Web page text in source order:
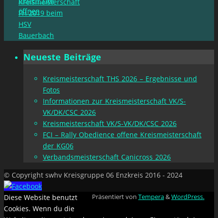
öffnen
Kreismeisterschaft
FH 2019 beim
HSV
Bauerbach
Neueste Beiträge
Kreismeisterschaft THS 2026 – Ergebnisse und
Fotos
Informationen zur Kreismeisterschaft VK/S-
VK/DK/CSC 2026
Kreismeisterschaft VK/S-VK/DK/CSC 2026
FCI – Rally Obedience offene Kreismeisterschaft
der KG06
Verbandsmeisterschaft Canicross 2026
© Copyright swhv Kreisgruppe 06 Enzkreis 2016 - 2024
Präsentiert von Tempera&WordPress.
Diese Website benutzt
Cookies. Wenn du die